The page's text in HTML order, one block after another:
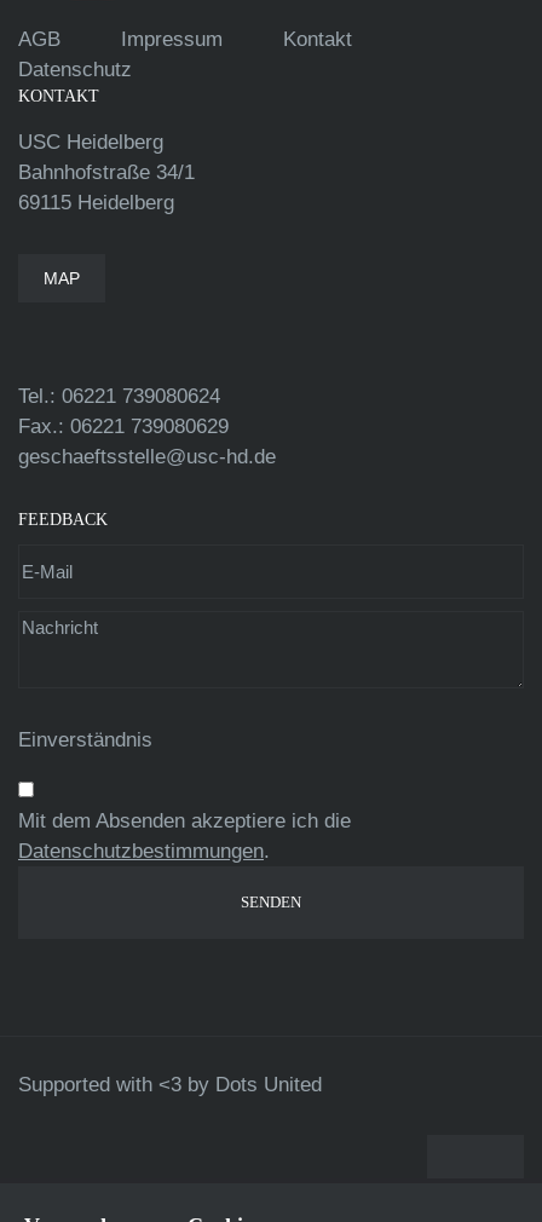
AGB Impressum
Kontakt
Datenschutz
KONTAKT
USC Heidelberg
Bahnhofstraße 34/1
69115 Heidelberg
MAP
Tel.: 06221 739080624
Fax.: 06221 739080629
geschaeftsstelle@usc-hd.de
FEEDBACK
Einverständnis
Mit dem Absenden akzeptiere ich die
Datenschutzbestimmungen.
Supported with <3 by Dots United